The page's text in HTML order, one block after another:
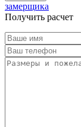
замерщика
Получить расчет